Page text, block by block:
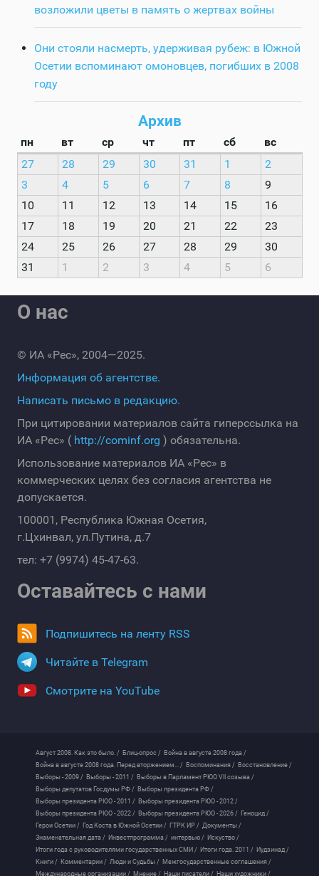
возложили цветы в память о жертвах войны
Они стояли насмерть, удерживая рубеж: в Южной
Осетии вспоминают омоновцев, погибших в 2008
году
Архив
пн вт ср чт пт сб
вс
27
28 29 30 31 1
2
3
4 5 6 7 8
9
10
11 12 13 14 15
16
17
18 19 20 21 22
23
24
25 26 27 28 29
30
31
1 2 3 4 5 6
О нас
© ИА «Рес», 2004—2025.
Информация об агентстве.
Написать письмо в редакцию.
При цитировании материалов сайта гиперссылка на
ИА «Рес» ( http://cominf.org ) обязательна.
Использование материалов ИА «Рес» в
коммерческих целях без согласия агентства не
допускается.
100001, Республика Южная Осетия,
г.Цхинвал, ул.Путина, д.7
тел: +7 (9974) 45-47-63.
Оставайтесь с нами
Подпишитесь на ленту RSS
Читайте в Telegram
Смотрите на YouTube
Август 2008. Как это было. / Блиц-опрос / Война в августе 2008 года /
Война в августе 2008 года. Перед вторжением... / Воспоминания / Восстановление /
Выборы - 2009 / Выборы - 2011 / Выборы в Парламент РЮО VII созыва /
Выборы депутатов Госдумы РФ / Выборы президента РФ /
Выборы президента РЮО - 2011 / Выборы президента РЮО - 2012 /
Выборы президента РЮО - 2022 / Выборы президента РЮО - 2026 / Геноцид /
Герои Осетии / Год Коста в Южной Осетии / ГТРК ИР / Документы /
Знаменательная дата / Инвестпрограмма / интервью / Искуство /
Итоги года с руководителями государственных СМИ / Итоги года. 2011 / Иудзинад /
Книги / Комментарии / Люди и Судьбы / Межгосударственные соглашения /
Международные организации / Мнение / Наши писатели / Наши художники /